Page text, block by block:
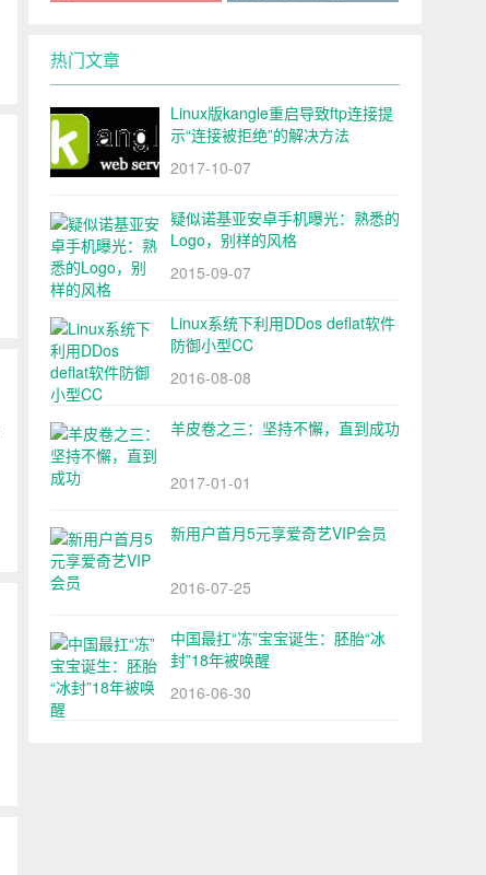
热门文章
Linux版kangle重启导致ftp连接提
示“连接被拒绝”的解决方法
2017-10-07
疑似诺基亚安卓手机曝光：熟悉的
Logo，别样的风格
2015-09-07
Linux系统下利用DDos deflat软件
防御小型CC
2016-08-08
羊皮卷之三：坚持不懈，直到成功
2017-01-01
新用户首月5元享爱奇艺VIP会员
2016-07-25
中国最扛“冻”宝宝诞生：胚胎“冰
封”18年被唤醒
2016-06-30